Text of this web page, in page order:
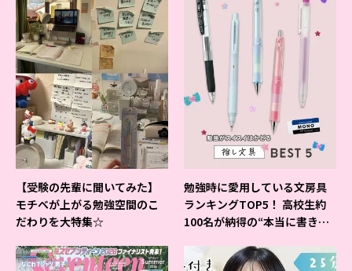
【受験の先輩に聞いてみた】
モチベが上がる勉強空間のこ
だわりを大特集☆
勉強時に愛用している文房具
ランキングTOP5！ 高校生約
100名が納得の“本当に書きや